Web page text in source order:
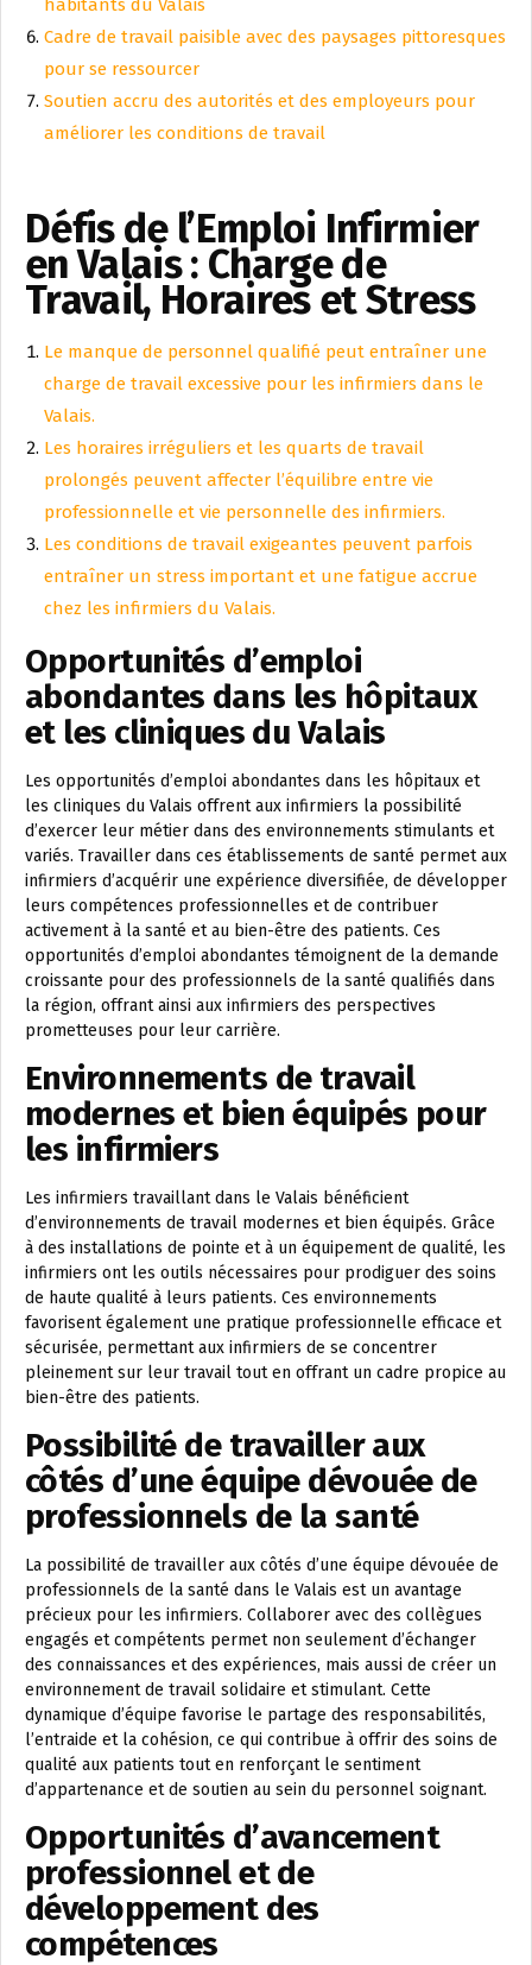
habitants du Valais
Cadre de travail paisible avec des paysages pittoresques
pour se ressourcer
Soutien accru des autorités et des employeurs pour
améliorer les conditions de travail
Défis de l’Emploi Infirmier
en Valais : Charge de
Travail, Horaires et Stress
Le manque de personnel qualifié peut entraîner une
charge de travail excessive pour les infirmiers dans le
Valais.
Les horaires irréguliers et les quarts de travail
prolongés peuvent affecter l’équilibre entre vie
professionnelle et vie personnelle des infirmiers.
Les conditions de travail exigeantes peuvent parfois
entraîner un stress important et une fatigue accrue
chez les infirmiers du Valais.
Opportunités d’emploi
abondantes dans les hôpitaux
et les cliniques du Valais
Les opportunités d’emploi abondantes dans les hôpitaux et
les cliniques du Valais offrent aux infirmiers la possibilité
d’exercer leur métier dans des environnements stimulants et
variés. Travailler dans ces établissements de santé permet aux
infirmiers d’acquérir une expérience diversifiée, de développer
leurs compétences professionnelles et de contribuer
activement à la santé et au bien-être des patients. Ces
opportunités d’emploi abondantes témoignent de la demande
croissante pour des professionnels de la santé qualifiés dans
la région, offrant ainsi aux infirmiers des perspectives
prometteuses pour leur carrière.
Environnements de travail
modernes et bien équipés pour
les infirmiers
Les infirmiers travaillant dans le Valais bénéficient
d’environnements de travail modernes et bien équipés. Grâce
à des installations de pointe et à un équipement de qualité, les
infirmiers ont les outils nécessaires pour prodiguer des soins
de haute qualité à leurs patients. Ces environnements
favorisent également une pratique professionnelle efficace et
sécurisée, permettant aux infirmiers de se concentrer
pleinement sur leur travail tout en offrant un cadre propice au
bien-être des patients.
Possibilité de travailler aux
côtés d’une équipe dévouée de
professionnels de la santé
La possibilité de travailler aux côtés d’une équipe dévouée de
professionnels de la santé dans le Valais est un avantage
précieux pour les infirmiers. Collaborer avec des collègues
engagés et compétents permet non seulement d’échanger
des connaissances et des expériences, mais aussi de créer un
environnement de travail solidaire et stimulant. Cette
dynamique d’équipe favorise le partage des responsabilités,
l’entraide et la cohésion, ce qui contribue à offrir des soins de
qualité aux patients tout en renforçant le sentiment
d’appartenance et de soutien au sein du personnel soignant.
Opportunités d’avancement
professionnel et de
développement des
compétences